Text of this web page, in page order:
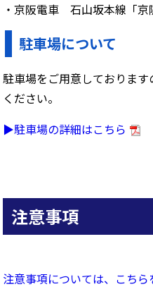
・京阪電車 石山坂本線「京
駐車場について
駐車場をご用意しておりま
ください。
▶駐車場の詳細はこちら
注意事項
注意事項については、こちら